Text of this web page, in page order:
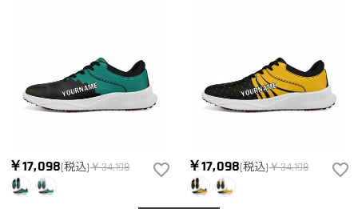
￥17,098(税込)￥34,198 ￥17,098(税込)￥34,198